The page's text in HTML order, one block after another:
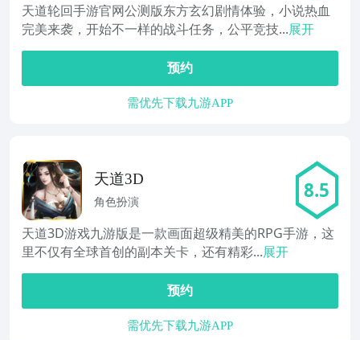
天道轮回手游官网公测版东方玄幻剧情体验，小说热血
完美来袭，开始不一样的战斗任务，公平竞技...展开
预约
需优先下载九游APP
天道3D
角色扮演 8.5
天道3D游戏九游版是一款画面超级精美的RPG手游，这
里不仅有全球首创的副本关卡，还有精彩...展开
预约
需优先下载九游APP